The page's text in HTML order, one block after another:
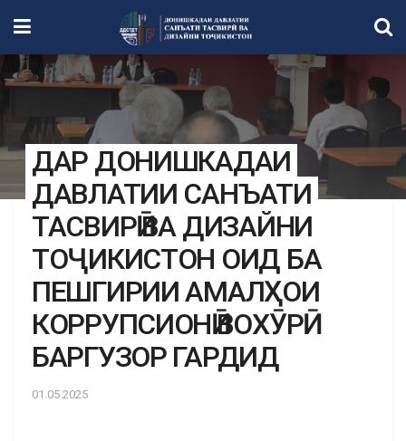
ДАР ДОНИШКАДАИ
ДАВЛАТИИ САНЪАТИ
ТАСВИРӢ ВА ДИЗАЙНИ
ТОҶИКИСТОН ОИД БА
ПЕШГИРИИ АМАЛҲОИ
КОРРУПСИОНӢ ВОХӮРӢ
БАРГУЗОР ГАРДИД
01.05.2025